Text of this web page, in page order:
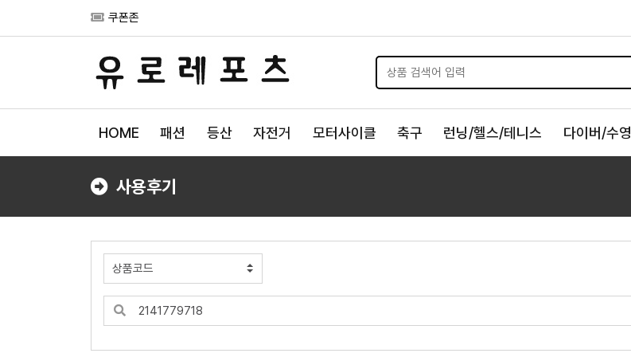
쿠폰존
HOME 패션 등산 자전거 모터사이클 축구 런닝/헬스/테니스 다이버/수영
사용후기